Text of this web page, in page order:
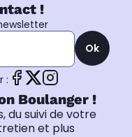
!
Ok
:
Boulanger !
du suivi de votre
et plus